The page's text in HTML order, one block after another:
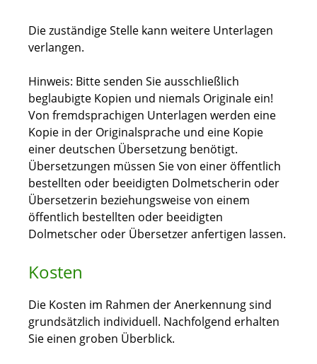
Die zuständige Stelle kann weitere Unterlagen
verlangen.
Hinweis: Bitte senden Sie ausschließlich
beglaubigte Kopien und niemals Originale ein!
Von fremdsprachigen Unterlagen werden eine
Kopie in der Originalsprache und eine Kopie
einer deutschen Übersetzung benötigt.
Übersetzungen müssen Sie von einer öffentlich
bestellten oder beeidigten Dolmetscherin oder
Übersetzerin beziehungsweise von einem
öffentlich bestellten oder beeidigten
Dolmetscher oder Übersetzer anfertigen lassen.
Kosten
Die Kosten im Rahmen der Anerkennung sind
grundsätzlich individuell. Nachfolgend erhalten
Sie einen groben Überblick.